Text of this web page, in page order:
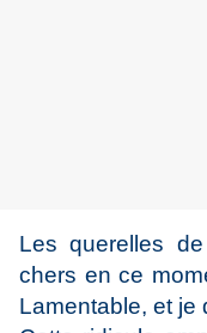
Les querelles
chers en ce
Lamentable, et je